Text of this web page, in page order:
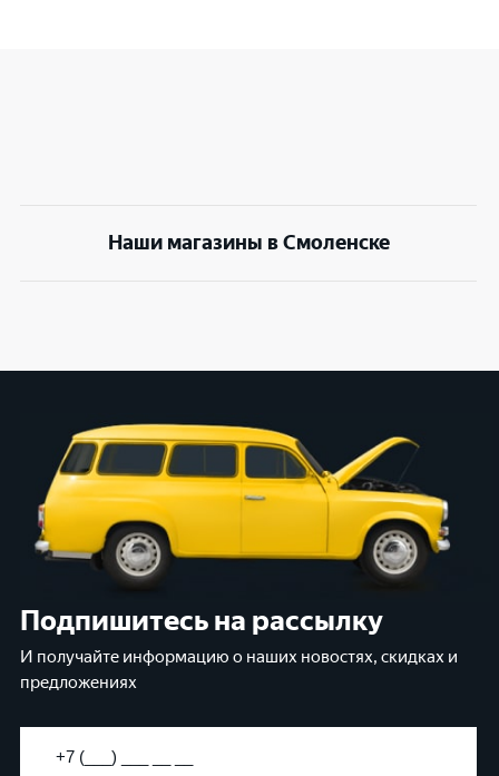
Наши магазины в Смоленске
Подпишитесь на рассылку
И получайте информацию о наших новостях, скидках и
предложениях